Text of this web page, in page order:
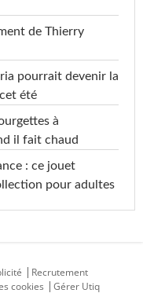
de Thierry
pourrait devenir la
été
à
il fait chaud
: ce jouet
pour adultes
Recrutement
cookies Gérer Utiq